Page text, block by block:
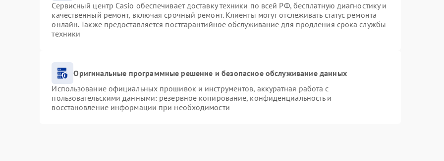
Сервисный центр Casio обеспечивает доставку техники по всей РФ, бесплатную диагностику и
качественный ремонт, включая срочный ремонт. Клиенты могут отслеживать статус ремонта
онлайн. Также предоставляется постгарантийное обслуживание для продления срока службы
техники
Оригинальные программные решение и безопасное обслуживание данных
Использование официальных прошивок и инструментов, аккуратная работа с
пользовательскими данными: резервное копирование, конфиденциальность и
восстановление информации при необходимости